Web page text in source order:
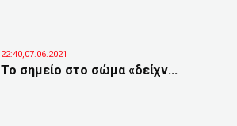
22:40,07.06.2021
Το σημείο στο σώμα «δείχν...